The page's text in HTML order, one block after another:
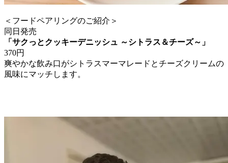
＜フードペアリングのご紹介＞
同日発売
「サクっとクッキーデニッシュ ～シトラス＆チーズ～」
370円
爽やかな飲み口がシトラスマーマレードとチーズクリームの
風味にマッチします。